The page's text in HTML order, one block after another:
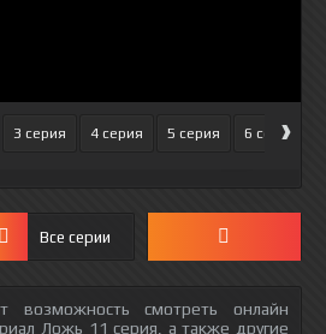
3 серия 4 серия 5 серия 6 серия
›
Все серии
возможность смотреть онлайн
Ложь 11 серия, а также другие